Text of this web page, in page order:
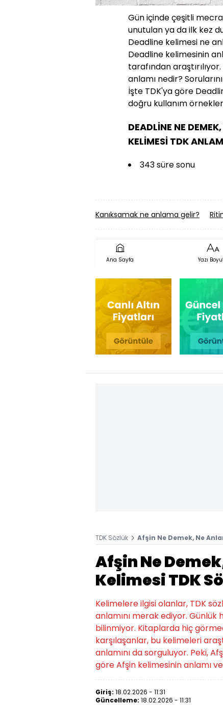
Gün içinde çeşitli
unutulan ya da ilk kez
Deadline kelimesi ne
Deadline kelimesinin
tarafından
anlamı nedir?
İşte TDK'ya göre
doğru kullanım
DEADLİNE NE
KELİMESİ TDK
343 süre sonu
Kanıksamak ne anlama gelir?
Ana Sayfa Yazı
TDK Sözlük Afşin Ne Demek, Ne
Afşin Ne
Kelimesi TDK
Kelimelere ilgisi olanlar, TDK
anlamını merak ediyor.
bilinmiyor. Kitaplarda hiç
karşılaşanlar, bu kelimeleri
anlamını da sorguluyor. Peki,
göre Afşin kelimesinin anlamı
Giriş: 18.02.2026 - 11:31
Güncelleme: 18.02.2026 - 11:31